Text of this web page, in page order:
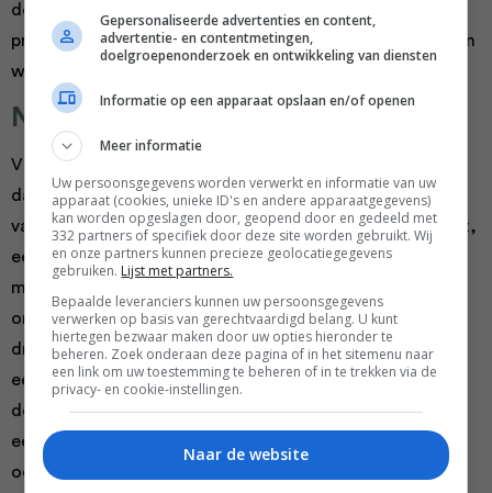
deze plek bezoekt. Uiteraard hangt hier wel een
prijskaartje aan, maar dat is het meer dan waard, kunnen
we je verzekeren.
Nassau Beach Club
Vind je het heerlijk om van strand naar strand te gaan,
dan is eenauto huren op Ibiza airport, zodat je direct
vanaf het vliegveld kunt gaan en staan waar je maar wilt,
een absolute aanrader. Dit geeft je ook direct de
mogelijkheid om naar de verschillende stranden te gaan
om daar vervolgens ook een hapje te kunnen eten en
drinken. Nassau Beach Club is er dan eentje van. Deze
eetgelegenheid heeft al jarenlang zijn plekje als een van
de meest geliefde bestemmingen op het eiland en dus
een aanrader voor iedereen. Het restaurant ligt aan de
oostkant van Ibiza en geniet van een voortreffelijke
Gepersonaliseerde advertenties en content,
advertentie- en contentmetingen,
doelgroepenonderzoek en ontwikkeling van diensten
Informatie op een apparaat opslaan en/of openen
Meer informatie
Uw persoonsgegevens worden verwerkt en informatie van uw
apparaat (cookies, unieke ID's en andere apparaatgegevens)
kan worden opgeslagen door, geopend door en gedeeld met
332 partners of specifiek door deze site worden gebruikt. Wij
en onze partners kunnen precieze geolocatiegegevens
gebruiken. Lijst met partners.
Bepaalde leveranciers kunnen uw persoonsgegevens
verwerken op basis van gerechtvaardigd belang. U kunt
hiertegen bezwaar maken door uw opties hieronder te
beheren. Zoek onderaan deze pagina of in het sitemenu naar
een link om uw toestemming te beheren of in te trekken via de
privacy- en cookie-instellingen.
Naar de website